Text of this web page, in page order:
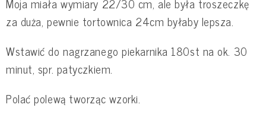
Moja miała wymiary 22/30 cm, ale była troszeczkę
za duża, pewnie tortownica 24cm byłaby lepsza.
Wstawić do nagrzanego piekarnika 180st na ok. 30
minut, spr. patyczkiem.
Polać polewą tworząc wzorki.